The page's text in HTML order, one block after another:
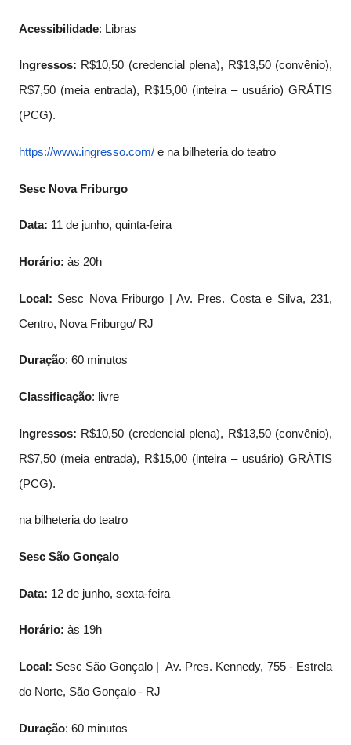
Acessibilidade: Libras
Ingressos: R$10,50 (credencial plena), R$13,50 (convênio),
R$7,50 (meia entrada), R$15,00 (inteira – usuário) GRÁTIS
(PCG).
https://www.ingresso.com/ e na bilheteria do teatro
Sesc Nova Friburgo
Data: 11 de junho, quinta-feira
Horário: às 20h
Local: Sesc Nova Friburgo | Av. Pres. Costa e Silva, 231,
Centro, Nova Friburgo/ RJ
Duração: 60 minutos
Classificação: livre
Ingressos: R$10,50 (credencial plena), R$13,50 (convênio),
R$7,50 (meia entrada), R$15,00 (inteira – usuário) GRÁTIS
(PCG).
na bilheteria do teatro
Sesc São Gonçalo
Data: 12 de junho, sexta-feira
Horário: às 19h
Local: Sesc São Gonçalo | Av. Pres. Kennedy, 755 - Estrela
do Norte, São Gonçalo - RJ
Duração: 60 minutos